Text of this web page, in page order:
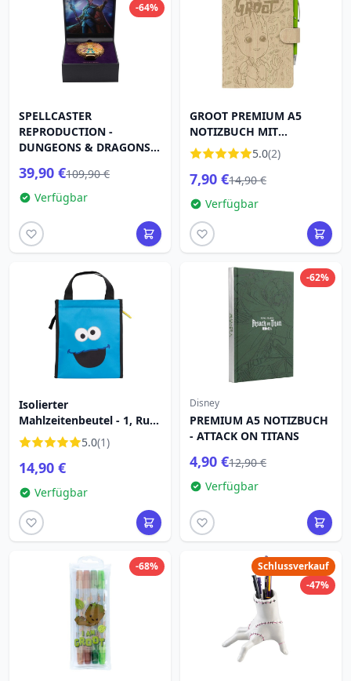
-64%
SPELLCASTER
REPRODUCTION -
DUNGEONS & DRAGONS
39,90 €109,90 €
Verfügbar
GROOT PREMIUM A5
NOTIZBUCH MIT
PROJEKTORSTIFT -
MARVEL
5.0(2)
7,90 €14,90 €
Verfügbar
Isolierter
Mahlzeitenbeutel - 1, Rue
Sesame
5.0(1)
14,90 €
Verfügbar
-62%
Disney
PREMIUM A5 NOTIZBUCH
- ATTACK ON TITANS
4,90 €12,90 €
Verfügbar
-68%
Schlussverkauf
-47%